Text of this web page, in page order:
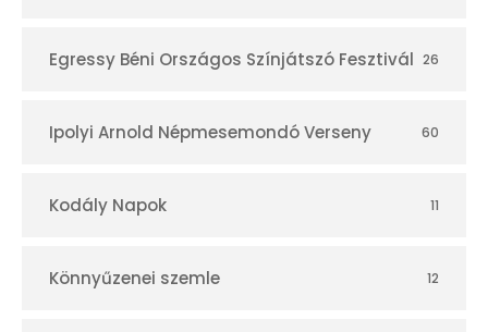
Egressy Béni Országos Színjátszó Fesztivál 26
Ipolyi Arnold Népmesemondó Verseny 60
Kodály Napok 11
Könnyűzenei szemle 12